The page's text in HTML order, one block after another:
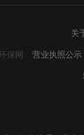
关
保网 营业执照公示